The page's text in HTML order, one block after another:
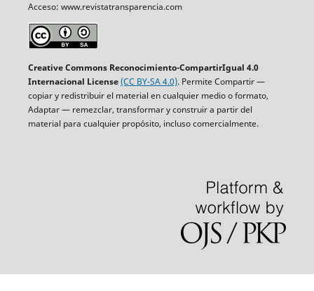
Acceso: www.revistatransparencia.com
Creative Commons Reconocimiento-CompartirIgual 4.0
Internacional License(CC BY-SA 4.0). Permite Compartir —
copiar y redistribuir el material en cualquier medio o formato,
Adaptar — remezclar, transformar y construir a partir del
material para cualquier propósito, incluso comercialmente.